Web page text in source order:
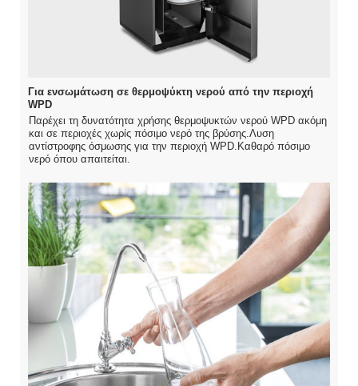
Για ενσωμάτωση σε θερμοψύκτη νερού από την περιοχή
WPD
Παρέχει τη δυνατότητα χρήσης θερμοψυκτών νερού WPD ακόμη
και σε περιοχές χωρίς πόσιμο νερό της βρύσης.Λυση
αντίστροφης όσμωσης για την περιοχή WPD.Καθαρό πόσιμο
νερό όπου απαιτείται.